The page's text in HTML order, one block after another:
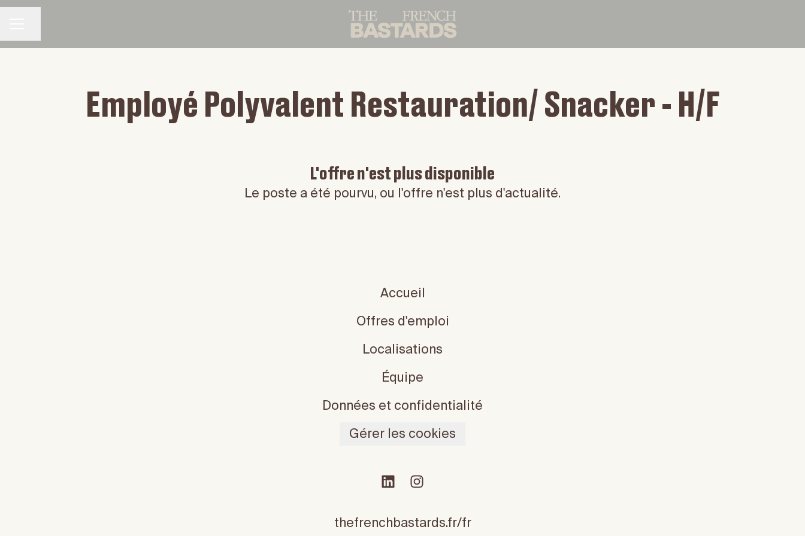
Employé Polyvalent Restauration/ Snacker - H/F
L'offre n'est plus disponible
Le poste a été pourvu, ou l'offre n'est plus d'actualité.
Accueil
Offres d'emploi
Localisations
Équipe
Données et confidentialité
Gérer les cookies
thefrenchbastards.fr/fr